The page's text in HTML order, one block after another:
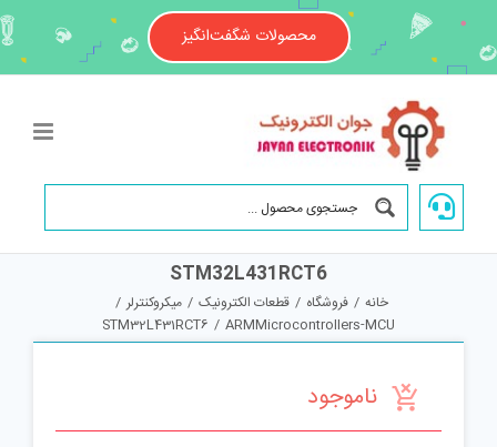
content
محصولات شگفت‌انگیز
STM32L431RCT6
خانه / فروشگاه / قطعات الکترونیک / میکروکنترلر /
ARMMicrocontrollers-MCU
/
STM32L431RCT6
ناموجود